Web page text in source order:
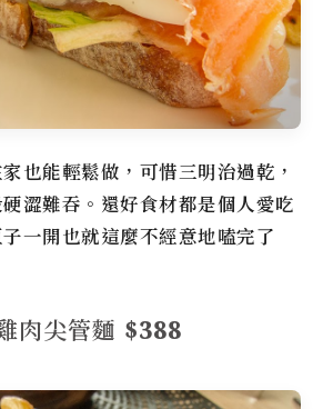
也能輕鬆做，可惜三明治過乾，
澀難吞。還好食材都是個人愛吃
一開也就這麼不經意地嗑完了
肉尖管麵 $388